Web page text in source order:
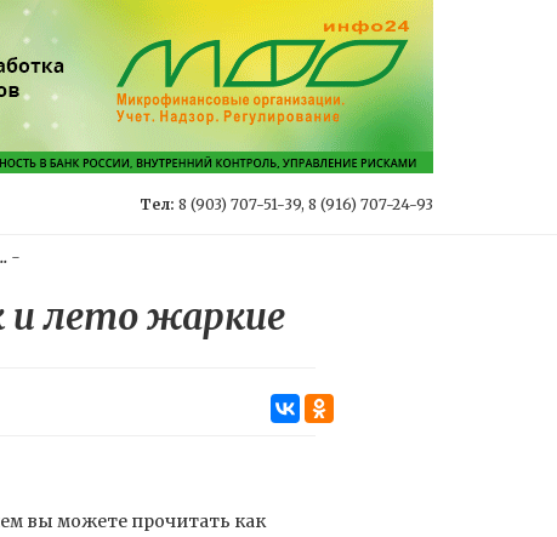
Тел: 8 (903) 707-51-39, 8 (916) 707-24-93
-
лето жаркие
вы можете прочитать как